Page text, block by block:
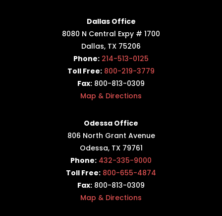
Dallas Office
8080 N Central Expy # 1700
Dallas, TX 75206
Phone: 214-513-0125
Toll Free: 800-219-3779
Fax: 800-813-0309
Map & Directions
Odessa Office
806 North Grant Avenue
Odessa, TX 79761
Phone: 432-335-9000
Toll Free: 800-655-4874
Fax: 800-813-0309
Map & Directions